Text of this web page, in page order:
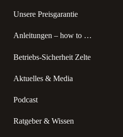
Unsere Preisgarantie
Anleitungen – how to …
Betriebs-Sicherheit Zelte
Aktuelles & Media
Podcast
Ratgeber & Wissen